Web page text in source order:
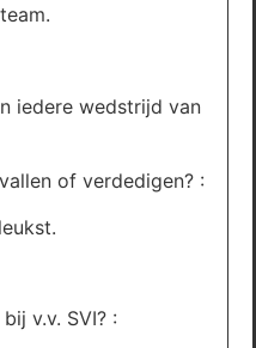
iedere wedstrijd van
of verdedigen? :
v.v. SVI? :